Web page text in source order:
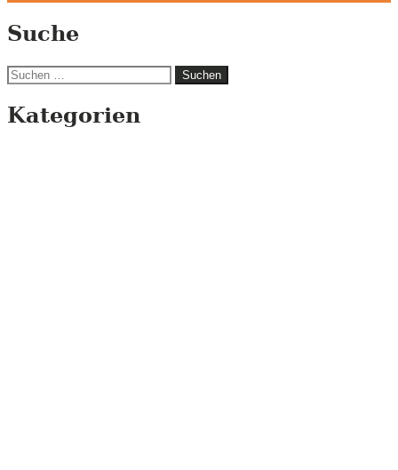
Suche
Suchen
Kategorien